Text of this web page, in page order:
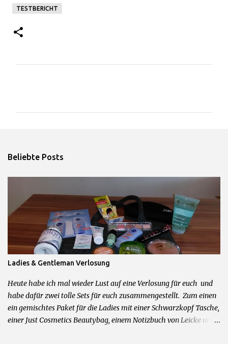
TESTBERICHT
n
e
Beliebte Posts
Ladies & Gentleman Verlosung
Heute habe ich mal wieder Lust auf eine Verlosung für euch und
habe dafür zwei tolle Sets für euch zusammengestellt. Zum einen
ein gemischtes Paket für die Ladies mit einer Schwarzkopf Tasche,
einer Just Cosmetics Beautybag, einem Notizbuch von Leicke und